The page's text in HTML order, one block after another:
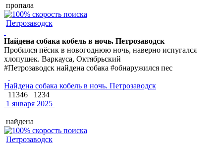
пропала
Петрозаводск
Найдена собака кобель в ночь. Петрозаводск
Пробился пёсик в новогоднюю ночь, наверно испугался
хлопушек. Варкауса, Октябрьский
#Петрозаводск найдена собака #обнаружился пес
Найдена собака кобель в ночь. Петрозаводск
11346
1234
1 января 2025
найдена
Петрозаводск